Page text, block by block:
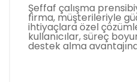
Şeffaf çalışma
firma, müşterileriyle
ihtiyaçlara özel
kullanıcılar, süreç
destek alma